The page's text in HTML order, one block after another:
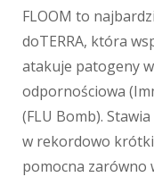
FLOOM to
doTERRA, która
atakuje patogeny
odpornościowa
(FLU Bomb).
w rekordowo
pomocna zarówno